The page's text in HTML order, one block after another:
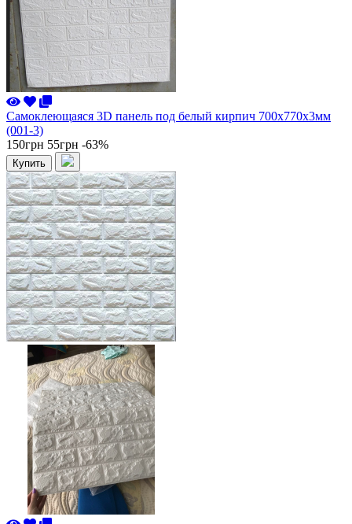
Самоклеющаяся 3D панель под белый кирпич 700x770x3мм
(001-3)
150грн 55грн -63%
Купить